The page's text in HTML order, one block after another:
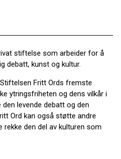
stiftelse som arbeider for å
debatt, kunst og kultur.
Fritt Ords fremste
ytringsfriheten og dens vilkår i
levende debatt og den
Ord kan også støtte andre
den del av kulturen som